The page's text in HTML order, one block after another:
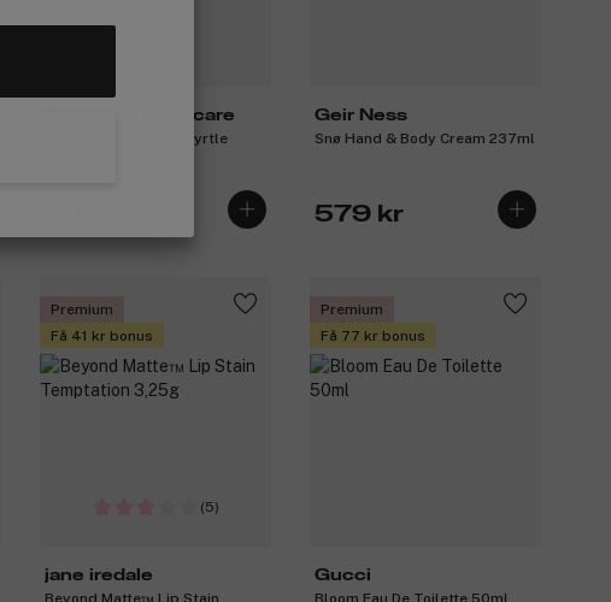
Australian Bodycare
Body Lotion Lemon Myrtle
Geir Ness
Snø Hand & Body Cream 237ml
579 kr
Premium
Få 41 kr bonus
(5)
jane iredale
Beyond Matte™ Lip Stain
Premium
Få 77 kr bonus
Gucci
Bloom Eau De Toilette 50ml